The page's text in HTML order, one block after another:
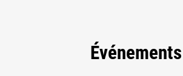
Événements